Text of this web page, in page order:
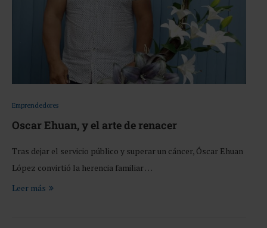
Emprendedores
Oscar Ehuan, y el arte de renacer
Tras dejar el servicio público y superar un cáncer, Óscar Ehuan
López convirtió la herencia familiar …
Leer más